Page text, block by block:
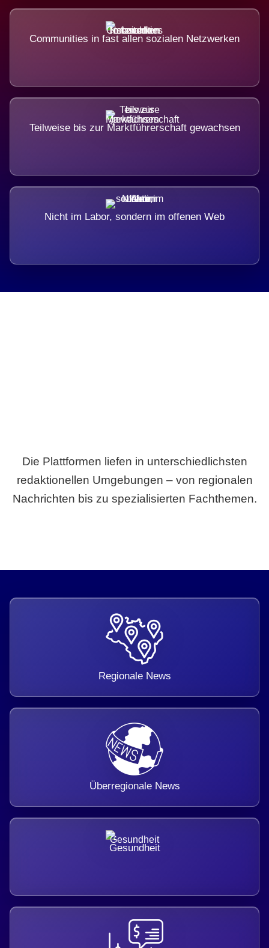
Communities in fast allen sozialen Netzwerken
Teilweise bis zur Marktführerschaft gewachsen
Nicht im Labor, sondern im offenen Web
Die Plattformen liefen in unterschiedlichsten
redaktionellen Umgebungen – von regionalen
Nachrichten bis zu spezialisierten Fachthemen.
Regionale News
Überregionale News
Gesundheit